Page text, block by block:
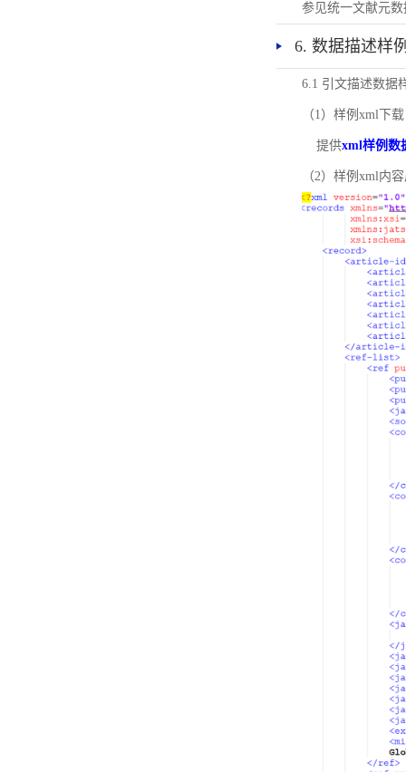
参见统一文献元
6. 数据描述样
6.1 引文描述数据
（1）样例xml下载
提供xml样例数
（2）样例xml内